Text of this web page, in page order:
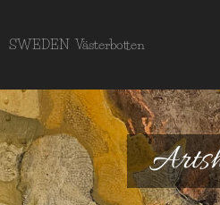
SWEDEN Västerbotten